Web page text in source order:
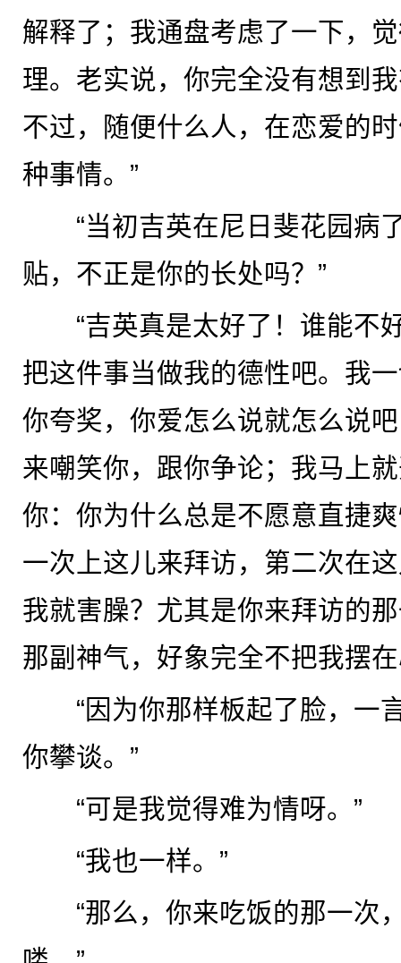
解释了；我通盘考虑了一下，
理。老实说，你完全没有想到
不过，随便什么人，在恋爱的
种事情。”
“当初吉英在尼日斐花园病
贴，不正是你的长处吗？”
“吉英真是太好了！谁能不
把这件事当做我的德性吧。我
你夸奖，你爱怎么说就怎么说
来嘲笑你，跟你争论；我马上
你：你为什么总是不愿意直捷
一次上这儿来拜访，第二次在
我就害臊？尤其是你来拜访的
那副神气，好象完全不把我摆
“因为你那样板起了脸，一
你攀谈。”
“可是我觉得难为情呀。”
“我也一样。”
“那么，你来吃饭的那一次